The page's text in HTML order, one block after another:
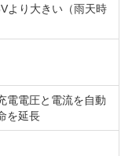
より大きい（雨天時
電電圧と電流を自動
を延長